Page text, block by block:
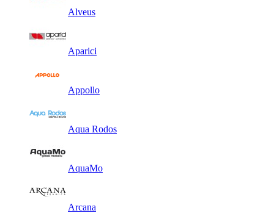
Alveus
Aparici
Appollo
Aqua Rodos
AquaMo
Arcana